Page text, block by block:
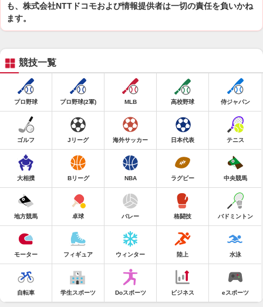
も、株式会社NTTドコモおよび情報提供者は一切の責任を負いかね
ます。
競技一覧
プロ野球 プロ野球(2軍) MLB 高校野球 侍ジャパン
ゴルフ Jリーグ 海外サッカー 日本代表 テニス
大相撲 Bリーグ NBA ラグビー 中央競馬
地方競馬 卓球 バレー 格闘技 バドミントン
モーター フィギュア ウィンター 陸上 水泳
自転車 学生スポーツ Doスポーツ ビジネス eスポーツ